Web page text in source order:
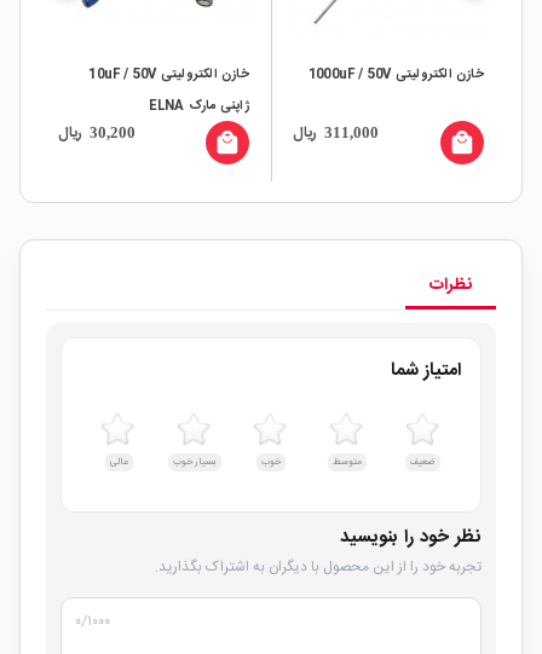
خازن الکترولیتی 1000uF / 50V
311,000 ریال local_mall
خازن الکترولیتی 10uF / 50V
ژاپنی مارک ELNA
30,200 ریال local_mall
نظرات
امتیاز شما
ضعیف متوسط خوب بسیار خوب عالی
نظر خود را بنویسید
تجربه خود را از این محصول با دیگران به اشتراک بگذارید.
۰/۱۰۰۰